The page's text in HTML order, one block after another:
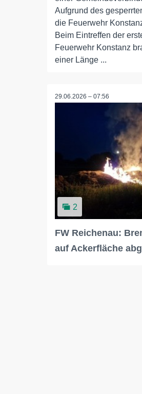
Aufgrund des
die Feuerwehr
Beim Eintreffen der
Feuerwehr Konstanz
einer Länge ...
29.06.2026 – 07:56
2
FW Reichenau:
auf Ackerfläche